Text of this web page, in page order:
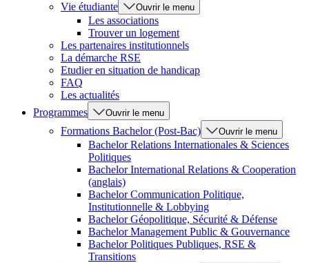
Vie étudiante
Ouvrir le menu
Les associations
Trouver un logement
Les partenaires institutionnels
La démarche RSE
Etudier en situation de handicap
FAQ
Les actualités
Programmes
Ouvrir le menu
Formations Bachelor (Post-Bac) Ouvrir le menu
Bachelor Relations Internationales & Sciences
Politiques
Bachelor International Relations & Cooperation
(anglais)
Bachelor Communication Politique,
Institutionnelle & Lobbying
Bachelor Géopolitique, Sécurité & Défense
Bachelor Management Public & Gouvernance
Bachelor Politiques Publiques, RSE &
Transitions